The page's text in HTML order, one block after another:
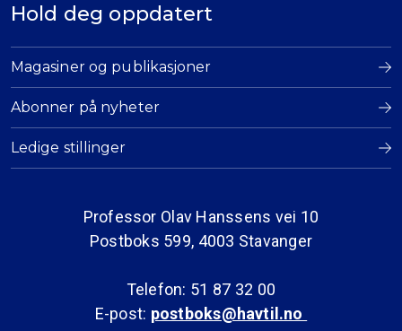
Hold deg oppdatert
Magasiner og publikasjoner
Abonner på nyheter
Ledige stillinger
Professor Olav Hanssens vei 10
Postboks 599, 4003 Stavanger
Telefon: 51 87 32 00
E-post: postboks@havtil.no